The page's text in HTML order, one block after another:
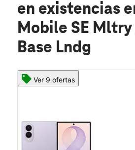
en existencias
Mobile SE Mltry
Base Lndg
Ver 9 ofertas